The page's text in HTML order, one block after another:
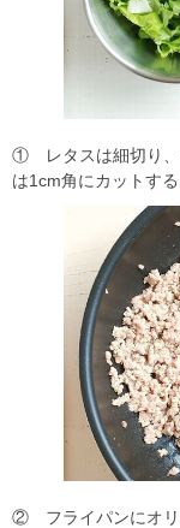
① レタスは細切り、
は1cm角にカットする
② フライパンにオリ